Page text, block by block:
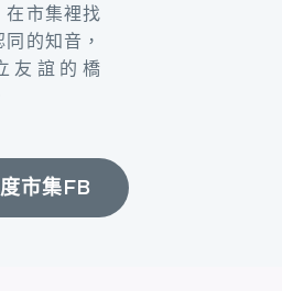
在市集裡找
同的知音，
友誼的橋
市集FB